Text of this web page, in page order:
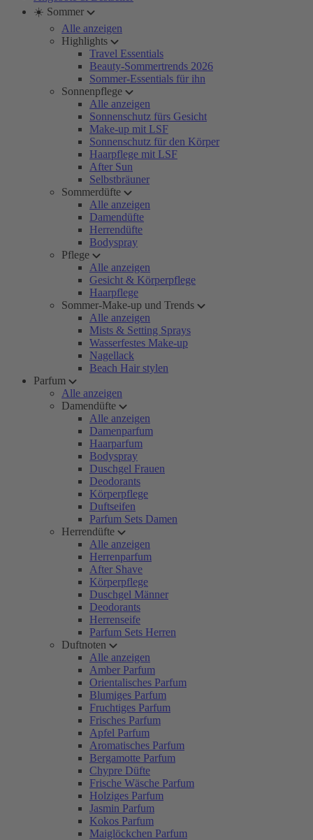
☀️ Sommer
Alle anzeigen
Highlights
Travel Essentials
Beauty-Sommertrends 2026
Sommer-Essentials für ihn
Sonnenpflege
Alle anzeigen
Sonnenschutz fürs Gesicht
Make-up mit LSF
Sonnenschutz für den Körper
Haarpflege mit LSF
After Sun
Selbstbräuner
Sommerdüfte
Alle anzeigen
Damendüfte
Herrendüfte
Bodyspray
Pflege
Alle anzeigen
Gesicht & Körperpflege
Haarpflege
Sommer-Make-up und Trends
Alle anzeigen
Mists & Setting Sprays
Wasserfestes Make-up
Nagellack
Beach Hair stylen
Parfum
Alle anzeigen
Damendüfte
Alle anzeigen
Damenparfum
Haarparfum
Bodyspray
Duschgel Frauen
Deodorants
Körperpflege
Duftseifen
Parfum Sets Damen
Herrendüfte
Alle anzeigen
Herrenparfum
After Shave
Körperpflege
Duschgel Männer
Deodorants
Herrenseife
Parfum Sets Herren
Duftnoten
Alle anzeigen
Amber Parfum
Orientalisches Parfum
Blumiges Parfum
Fruchtiges Parfum
Frisches Parfum
Apfel Parfum
Aromatisches Parfum
Bergamotte Parfum
Chypre Düfte
Frische Wäsche Parfum
Holziges Parfum
Jasmin Parfum
Kokos Parfum
Maiglöckchen Parfum